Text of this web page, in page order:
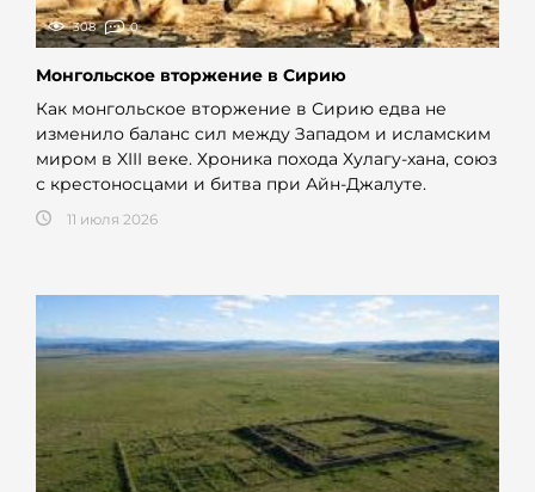
308 0
Монгольское вторжение в Сирию
Как монгольское вторжение в Сирию едва не
изменило баланс сил между Западом и исламским
миром в XIII веке. Хроника похода Хулагу-хана, союз
с крестоносцами и битва при Айн-Джалуте.
11 июля 2026